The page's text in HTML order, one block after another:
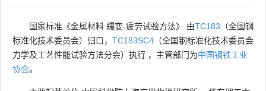
国外标准 技术委员会
国家标准《金属材料 蠕变-疲劳试验方法》 由TC183 （全国钢
标准化技术委员会）归口， TC183SC4 （全国钢标准化技术委员会
力学及工艺性能试验方法分会）执行 ，主管部门为中国钢铁工业
协会。